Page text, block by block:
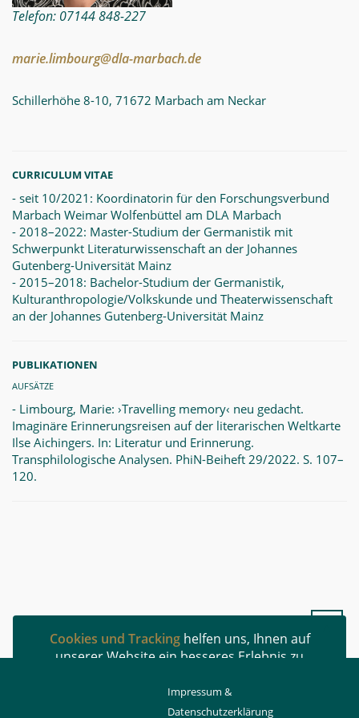
Telefon: 07144 848-227
marie.limbourg@dla-marbach.de
Schillerhöhe 8-10, 71672 Marbach am Neckar
CURRICULUM VITAE
- seit 10/2021: Koordinatorin für den Forschungsverbund
Marbach Weimar Wolfenbüttel am DLA Marbach
- 2018–2022: Master-Studium der Germanistik mit
Schwerpunkt Literaturwissenschaft an der Johannes
Gutenberg-Universität Mainz
- 2015–2018: Bachelor-Studium der Germanistik,
Kulturanthropologie/Volkskunde und Theaterwissenschaft
an der Johannes Gutenberg-Universität Mainz
PUBLIKATIONEN
AUFSÄTZE
- Limbourg, Marie: ›Travelling memory‹ neu gedacht.
Imaginäre Erinnerungsreisen auf der literarischen Weltkarte
Ilse Aichingers. In: Literatur und Erinnerung.
Transphilologische Analysen. PhiN-Beiheft 29/2022. S. 107–
120.
Cookies und Trackinghelfen uns, Ihnen auf
unserer Website ein besseres Erlebnis zu
Read More OK
Impressum &
Datenschutzerklärung